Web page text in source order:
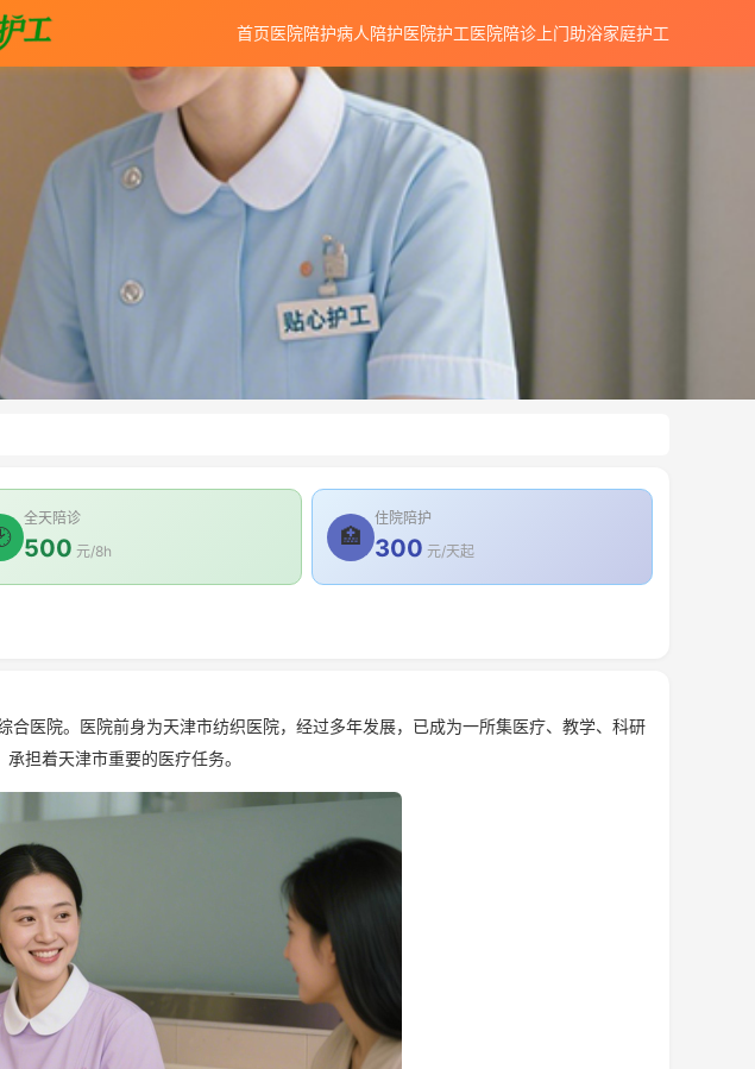
首页医院陪护病人陪护医院护工医院陪诊 上门助浴家庭护工
全天陪诊
500 元/8h
🏥
住院陪护
300 元/天起
院。医院前身为天津市纺织医院，经过多年发展，已成为一所集医疗、教学、科研
担着天津市重要的医疗任务。